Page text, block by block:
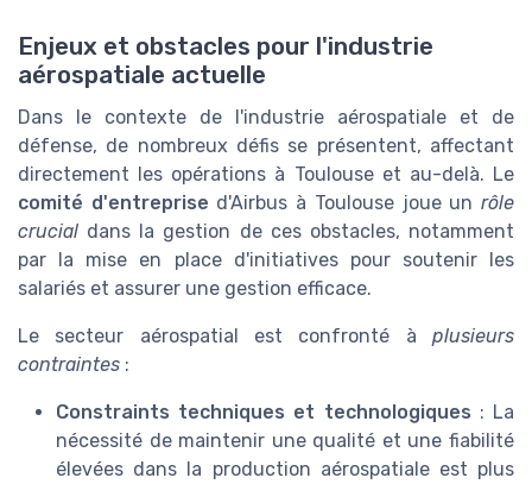
Enjeux et obstacles pour l'industrie
aérospatiale actuelle
Dans le contexte de l'industrie aérospatiale et de
défense, de nombreux défis se présentent, affectant
directement les opérations à Toulouse et au-delà. Le
comité d'entreprise d'Airbus à Toulouse joue unrôle
crucial dans la gestion de ces obstacles, notamment
par la mise en place d'initiatives pour soutenir les
salariés et assurer une gestion efficace.
Le secteur aérospatial est confronté à plusieurs
contraintes :
Constraints techniques et technologiques : La
nécessité de maintenir une qualité et une fiabilité
élevées dans la production aérospatiale est plus